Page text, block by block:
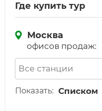
Где купить тур
Москва
офисов продаж:
Показать: Списком